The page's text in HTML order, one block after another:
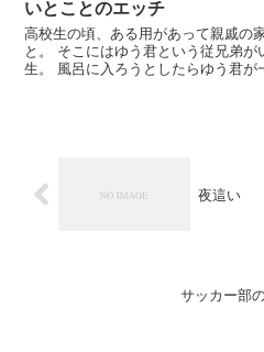
いとことのエッチ
高校生の頃、ある用があって親戚の
と。 そこにはゆう君という従兄弟
生。 風呂に入ろうとしたらゆう君が
夜這い
サッカー部